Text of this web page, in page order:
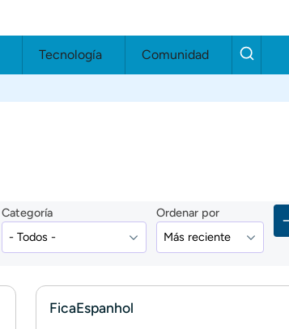
Tecnología Comunidad
Categoría Ordenar por
FicaEspanhol